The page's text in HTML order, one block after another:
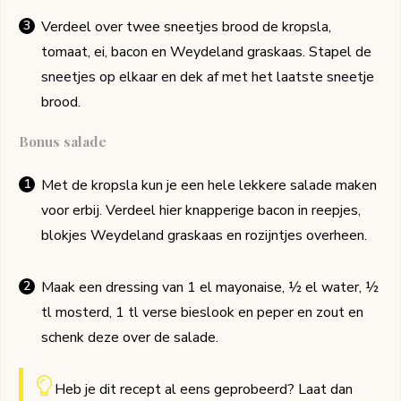
Verdeel over twee sneetjes brood de kropsla,
tomaat, ei, bacon en Weydeland graskaas. Stapel de
sneetjes op elkaar en dek af met het laatste sneetje
brood.
Bonus salade
Met de kropsla kun je een hele lekkere salade maken
voor erbij. Verdeel hier knapperige bacon in reepjes,
blokjes Weydeland graskaas en rozijntjes overheen.
Maak een dressing van 1 el mayonaise, ½ el water, ½
tl mosterd, 1 tl verse bieslook en peper en zout en
schenk deze over de salade.
Heb je dit recept al eens geprobeerd? Laat dan